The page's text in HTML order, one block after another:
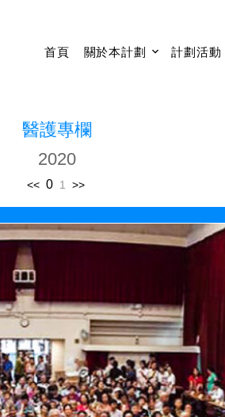
首頁 關於本計劃 計劃活動
醫護專欄
2020
<< 0 1 >>